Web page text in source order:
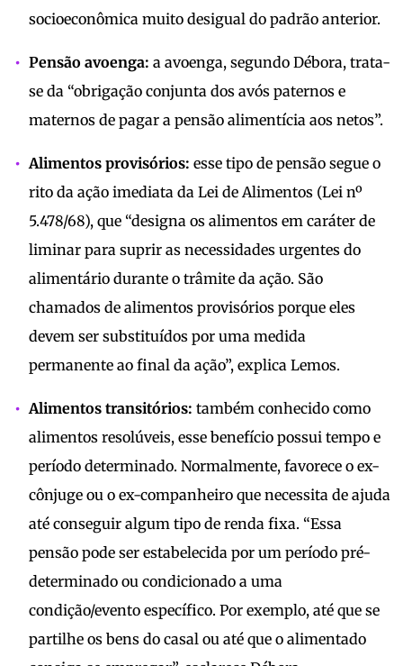
socioeconômica muito desigual do padrão anterior.
Pensão avoenga: a avoenga, segundo Débora, trata-
se da “obrigação conjunta dos avós paternos e
maternos de pagar a pensão alimentícia aos netos”.
Alimentos provisórios: esse tipo de pensão segue o
rito da ação imediata da Lei de Alimentos (Lei nº
5.478/68), que “designa os alimentos em caráter de
liminar para suprir as necessidades urgentes do
alimentário durante o trâmite da ação. São
chamados de alimentos provisórios porque eles
devem ser substituídos por uma medida
permanente ao final da ação”, explica Lemos.
Alimentos transitórios: também conhecido como
alimentos resolúveis, esse benefício possui tempo e
período determinado. Normalmente, favorece o ex-
cônjuge ou o ex-companheiro que necessita de ajuda
até conseguir algum tipo de renda fixa. “Essa
pensão pode ser estabelecida por um período pré-
determinado ou condicionado a uma
condição/evento específico. Por exemplo, até que se
partilhe os bens do casal ou até que o alimentado